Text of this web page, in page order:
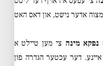
אדער נישט, און דאס האט
נפקא מינה צי מען טיילט א
איינע. דער עכטער הגדרה פון